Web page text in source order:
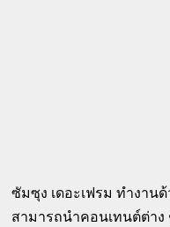
ซัมซุง เดอะเฟรม ทำงาน
สามารถนำคอนเทนต์ต่า